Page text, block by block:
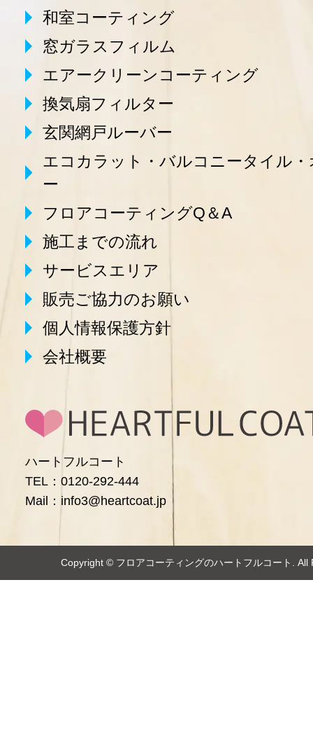
和室コーティング
窓ガラスフィルム
エアークリーンコーティング
換気扇フィルター
玄関網戸ルーバー
エコカラット・バルコニータイル・
ー
フロアコーティングQ＆A
施工までの流れ
サービスエリア
販売ご協力のお願い
個人情報保護方針
会社概要
ハートフルコート
TEL：0120-292-444
Mail：info3@heartcoat.jp
Copyright ©️ フロアコーティングのハートフルコート .